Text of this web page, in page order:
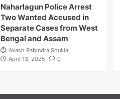
Naharlagun Police Arrest
Two Wanted Accused in
Separate Cases from West
Bengal and Assam
Akash Rabindra Shukla
April 13, 2025
0